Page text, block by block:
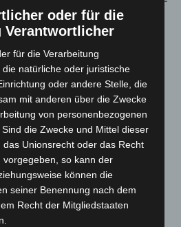
oder für die
Verantwortlicher
für die Verarbeitung
natürliche oder juristische
oder andere Stelle, die
mit anderen über die Zwecke
von personenbezogenen
die Zwecke und Mittel dieser
Unionsrecht oder das Recht
so kann der
können die
seiner Benennung nach dem
Recht der Mitgliedstaaten